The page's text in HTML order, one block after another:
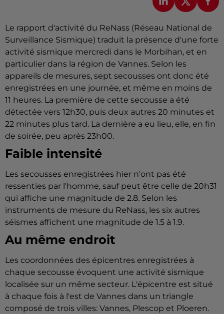
Le rapport d'activité du ReNass (Réseau National de
Surveillance Sismique) traduit la présence d'une forte
activité sismique mercredi dans le Morbihan, et en
particulier dans la région de Vannes. Selon les
appareils de mesures, sept secousses ont donc été
enregistrées en une journée, et même en moins de
11 heures. La première de cette secousse a été
détectée vers 12h30, puis deux autres 20 minutes et
22 minutes plus tard. La dernière a eu lieu, elle, en fin
de soirée, peu après 23h00.
Faible intensité
Les secousses enregistrées hier n'ont pas été
ressenties par l'homme, sauf peut être celle de 20h31
qui affiche une magnitude de 2.8. Selon les
instruments de mesure du ReNass, les six autres
séismes affichent une magnitude de 1.5 à 1.9.
Au même endroit
Les coordonnées des épicentres enregistrées à
chaque secousse évoquent une activité sismique
localisée sur un même secteur. L'épicentre est situé
à chaque fois à l'est de Vannes dans un triangle
composé de trois villes: Vannes, Plescop et Ploeren.